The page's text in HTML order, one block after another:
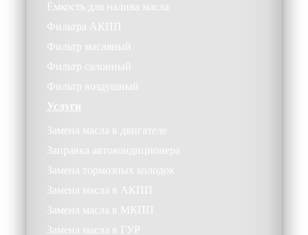
Ёмкость для налива масла
Фильтра АКПП
Фильтр масляный
Фильтр салонный
Фильтр воздушный
Услуги
Замена масла в двигателе
Заправка автокондиционера
Замена тормозных колодок
Замена масла в АКПП
Замена масла в МКПП
Замена масла в ГУР